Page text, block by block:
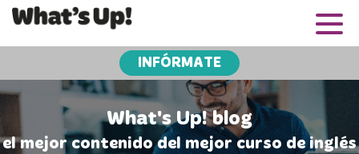
INFÓRMATE
What's Up! blog
el mejor contenido del mejor curso de inglés